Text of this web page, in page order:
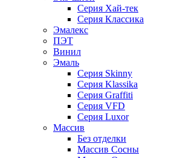
Серия Хай-тек
Серия Классика
Эмалекс
ПЭТ
Винил
Эмаль
Серия Skinny
Серия Klassika
Серия Graffiti
Серия VFD
Серия Luxor
Массив
Без отделки
Массив Сосны